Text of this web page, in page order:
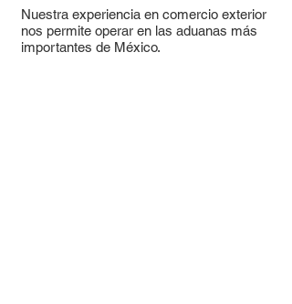
Nuestra experiencia en comercio exterior
nos permite operar en las aduanas más
importantes de México.